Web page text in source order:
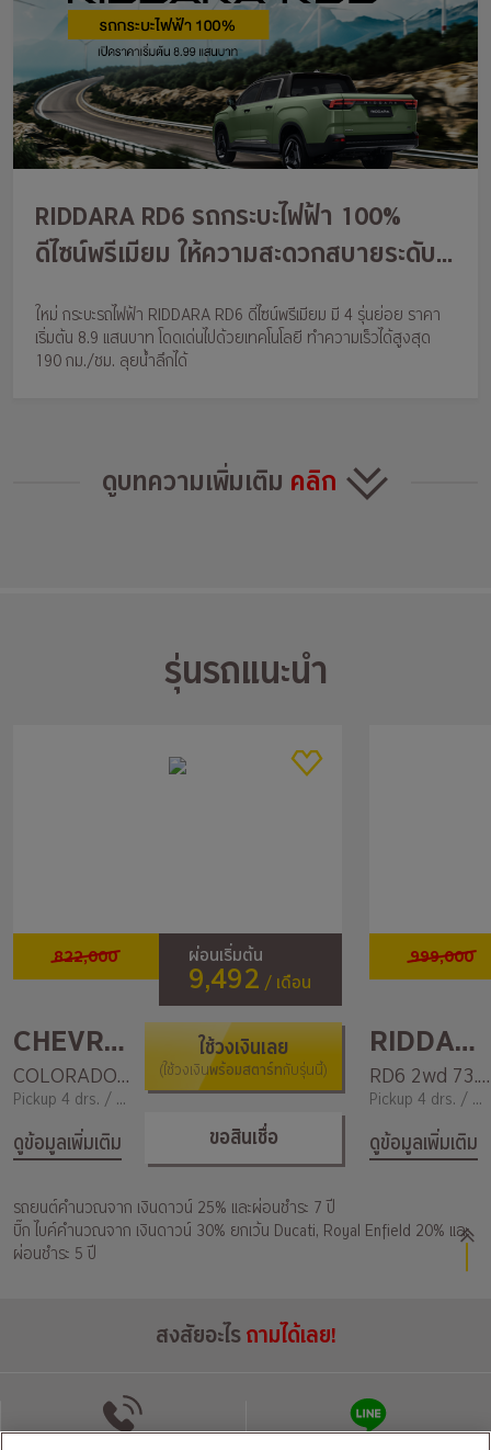
RIDDARA RD6 รถกระบะไฟฟ้า 100%
ดีไซน์พรีเมียม ให้ความสะดวกสบายระดับ
รุ่นใหม่ ในทุกกิจกรรม ด้วยราคา
899,000-1,299,000 บาท
ใหม่ กระบะรถไฟฟ้า RIDDARA RD6 ดีไซน์พรีเมียม มี 4 รุ่นย่อย ราคา
เริ่มต้น 8.9 แสนบาท โดดเด่นไปด้วยเทคโนโลยี ทำความเร็วได้สูงสุด
190 กม./ชม. ลุยน้ำลึกได้
ดูบทความเพิ่มเติม คลิก
รุ่นรถแนะนำ
822,000 ผ่อนเริ่มต้น
9,492 / เดือน
CHEVROLET
COLORADO 2.5L 2WD C-Cab MT LT Z71
Pickup 4 drs. / 2,000
ดูข้อมูลเพิ่มเติม
ใช้วงเงินเลย
(ใช้วงเงินพร้อมสตาร์ทกับรุ่นนี้)
ขอสินเชื่อ
999,000
RIDDARA
RD6 2wd 73.9kWh
Pickup 4 drs. / 2,000
ดูข้อมูลเพิ่มเติม
รถยนต์คำนวณจาก เงินดาวน์ 25% และผ่อนชำระ 7 ปี
บิ๊ก ไบค์คำนวณจาก เงินดาวน์ 30% ยกเว้น Ducati, Royal Enfield 20% และ
ผ่อนชำระ 5 ปี
สงสัยอะไรถามได้เลย!